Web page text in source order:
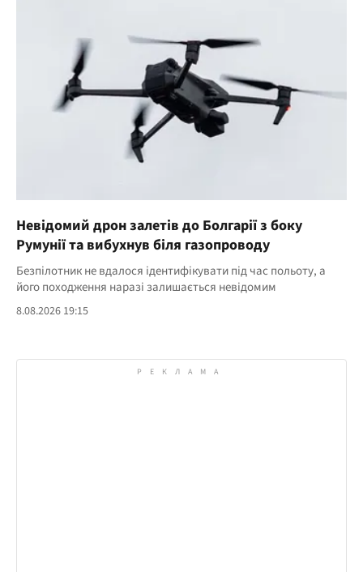
Невідомий дрон залетів до Болгарії з боку
Румунії та вибухнув біля газопроводу
Безпілотник не вдалося ідентифікувати під час польоту, а
його походження наразі залишається невідомим
8.08.2026 19:15